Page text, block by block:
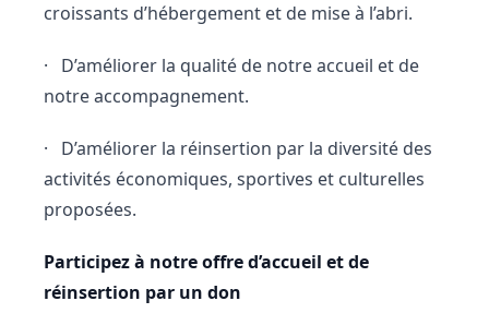
croissants d’hébergement et de mise à l’abri.
· D’améliorer la qualité de notre accueil et de
notre accompagnement.
· D’améliorer la réinsertion par la diversité des
activités économiques, sportives et culturelles
proposées.
Participez à notre offre d’accueil et de
réinsertion par un don